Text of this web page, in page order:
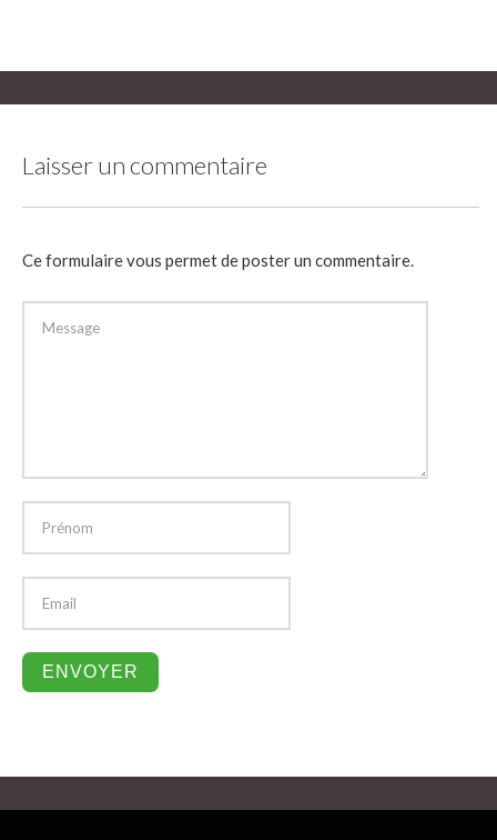
Laisser un commentaire
Ce formulaire vous permet de poster un commentaire.